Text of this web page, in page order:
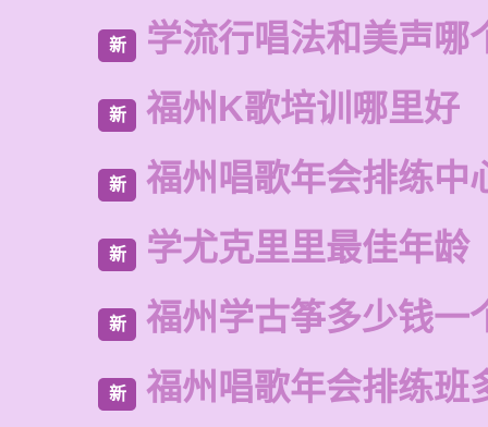
新 学流行唱法和美声哪
新 福州K歌培训哪里好
新 福州唱歌年会排练中
新 学尤克里里最佳年龄
新 福州学古筝多少钱一
新 福州唱歌年会排练班